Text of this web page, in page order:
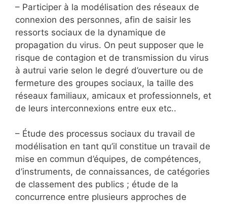
– Participer à la modélisation des réseaux de
connexion des personnes, afin de saisir les
ressorts sociaux de la dynamique de
propagation du virus. On peut supposer que le
risque de contagion et de transmission du virus
à autrui varie selon le degré d’ouverture ou de
fermeture des groupes sociaux, la taille des
réseaux familiaux, amicaux et professionnels, et
de leurs interconnexions entre eux etc..
– Étude des processus sociaux du travail de
modélisation en tant qu’il constitue un travail de
mise en commun d’équipes, de compétences,
d’instruments, de connaissances, de catégories
de classement des publics ; étude de la
concurrence entre plusieurs approches de